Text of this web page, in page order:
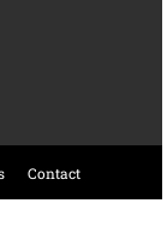
Contact